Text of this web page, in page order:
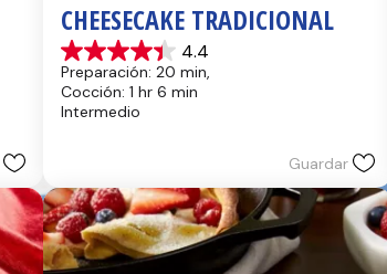
CHEESECAKE TRADICIONAL
4.4
4.4
de
5
estrellas.
Preparación: 20 min,
Cocción: 1 hr 6 min
Intermedio
Guardar